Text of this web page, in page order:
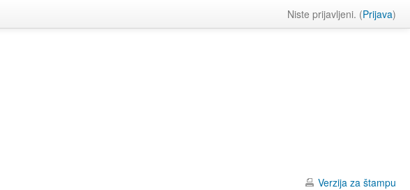
Niste prijavljeni. (Prijava)
Verzija za štampu